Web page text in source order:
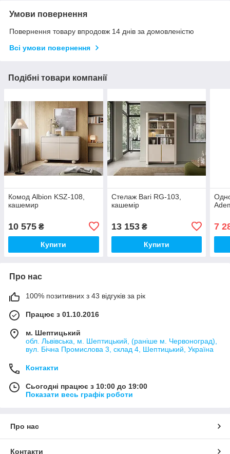
Умови повернення
Повернення товару впродовж 14 днів за домовленістю
Всі умови повернення
Подібні товари компанії
Комод Albion KSZ-108,
кашемир
10 575 ₴
Купити
Стелаж Bari RG-103,
кашемір
13 153₴
Купити
7
Про нас
100% позитивних з 43 відгуків за рік
Працює з 01.10.2016
м. Шептицький
обл. Львівська, м. Шептицький, (раніше м. Червоноград),
вул. Бічна Промислова 3, склад 4, Шептицький, Україна
Контакти
Сьогодні працює з 10:00 до 19:00
Показати весь графік роботи
Про нас
Контакти